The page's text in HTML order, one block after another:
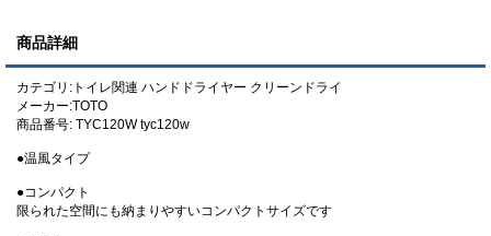
商品詳細
カテゴリ:トイレ関連 ハンドドライヤー クリーンドライ
メーカー:TOTO
商品番号: TYC120W tyc120w
●温風タイプ
●コンパクト
限られた空間にも納まりやすいコンパクトサイズです